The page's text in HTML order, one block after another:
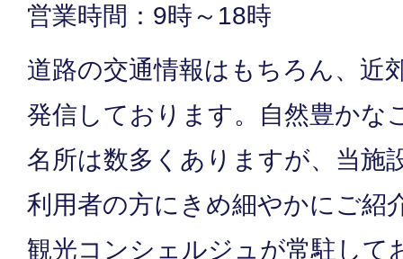
営業時間：9時～18時
道路の交通情報はもちろん、近
発信しております。自然豊かな
名所は数多くありますが、当施
利用者の方にきめ細やかにご紹
観光コンシェルジュが常駐して